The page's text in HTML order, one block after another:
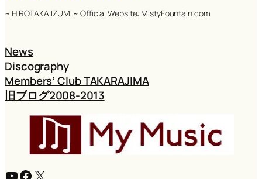
~ HIROTAKA IZUMI ~ Official Website: MistyFountain.com
News
Discography
Members’ Club TAKARAJIMA
旧ブログ2008-2013
YouTube
Facebook
X